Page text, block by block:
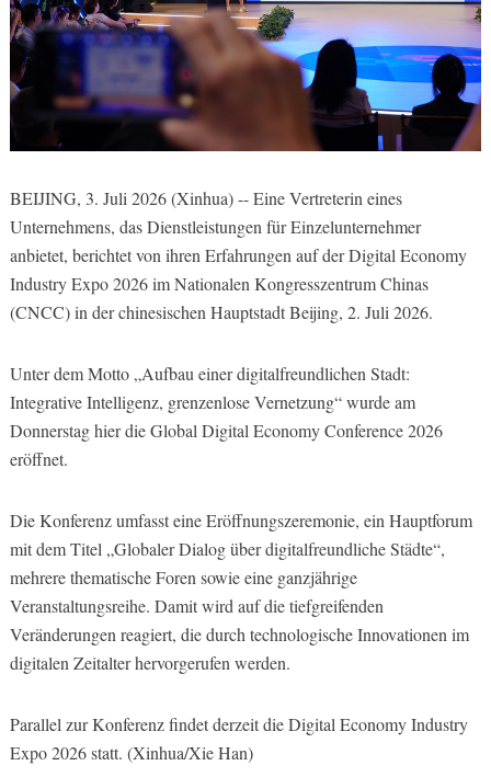
BEIJING, 3. Juli 2026 (Xinhua) -- Eine Vertreterin eines
Unternehmens, das Dienstleistungen für Einzelunternehmer
anbietet, berichtet von ihren Erfahrungen auf der Digital Economy
Industry Expo 2026 im Nationalen Kongresszentrum Chinas
(CNCC) in der chinesischen Hauptstadt Beijing, 2. Juli 2026.
Unter dem Motto „Aufbau einer digitalfreundlichen Stadt:
Integrative Intelligenz, grenzenlose Vernetzung“ wurde am
Donnerstag hier die Global Digital Economy Conference 2026
eröffnet.
Die Konferenz umfasst eine Eröffnungszeremonie, ein Hauptforum
mit dem Titel „Globaler Dialog über digitalfreundliche Städte“,
mehrere thematische Foren sowie eine ganzjährige
Veranstaltungsreihe. Damit wird auf die tiefgreifenden
Veränderungen reagiert, die durch technologische Innovationen im
digitalen Zeitalter hervorgerufen werden.
Parallel zur Konferenz findet derzeit die Digital Economy Industry
Expo 2026 statt. (Xinhua/Xie Han)